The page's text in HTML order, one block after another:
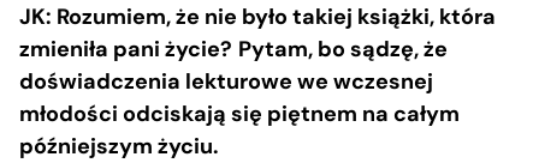
JK: Rozumiem, że nie było takiej książki, która
zmieniła pani życie? Pytam, bo sądzę, że
doświadczenia lekturowe we wczesnej
młodości odciskają się piętnem na całym
późniejszym życiu.